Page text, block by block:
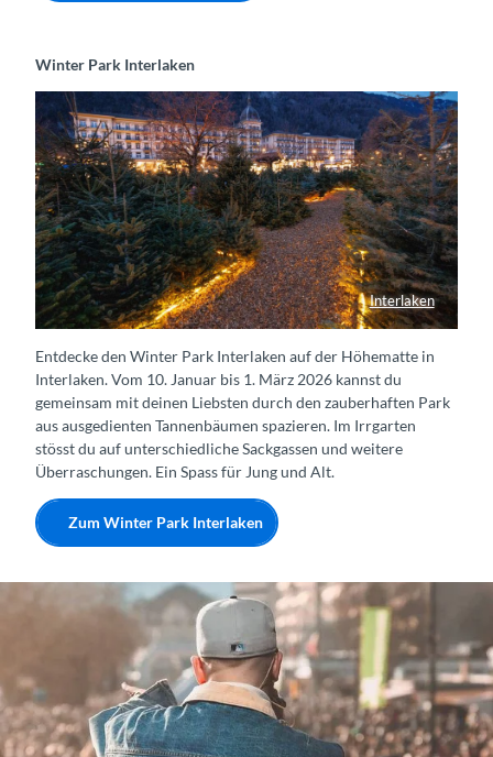
Winter Park Interlaken
Interlaken
Vor dem nächtlich beleuchteten Hotel Victoria Jungfrau ist auf der Höhematte das Winterlaken Labyrinth aus Tannenbäumen aufgebaut und beleuchtet.
Entdecke den Winter Park Interlaken auf der Höhematte in
Interlaken. Vom 10. Januar bis 1. März 2026 kannst du
gemeinsam mit deinen Liebsten durch den zauberhaften Park
aus ausgedienten Tannenbäumen spazieren. Im Irrgarten
stösst du auf unterschiedliche Sackgassen und weitere
Überraschungen. Ein Spass für Jung und Alt.
Zum Winter Park Interlaken